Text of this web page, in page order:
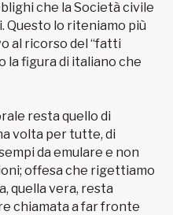
che la Società civile
Questo lo riteniamo più
al ricorso del “fatti
la figura di italiano che
resta quello di
volta per tutte, di
da emulare e non
offesa che rigettiamo
quella vera, resta
chiamata a far fronte